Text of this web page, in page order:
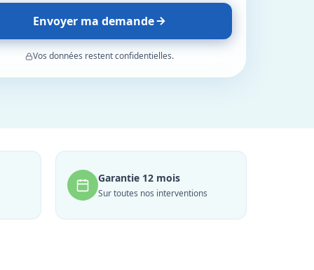
Envoyer ma demande
Vos données restent confidentielles.
Garantie 12 mois
Sur toutes nos interventions